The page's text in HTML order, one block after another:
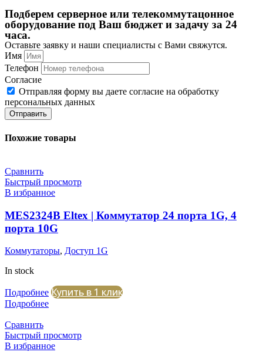
Подберем серверное или телекоммутацонное
оборудование под Ваш бюджет и задачу за 24
часа.
Оставьте заявку и наши специалисты с Вами свяжутся.
Имя
Телефон
Согласие
Отправляя форму вы даете согласие на обработку
персональных данных
Отправить
Похожие товары
Сравнить
Быстрый просмотр
В избранное
MES2324B Eltex | Коммутатор 24 порта 1G, 4
порта 10G
Коммутаторы, Доступ 1G
In stock
Подробнее Купить в 1 клик
Подробнее
Сравнить
Быстрый просмотр
В избранное